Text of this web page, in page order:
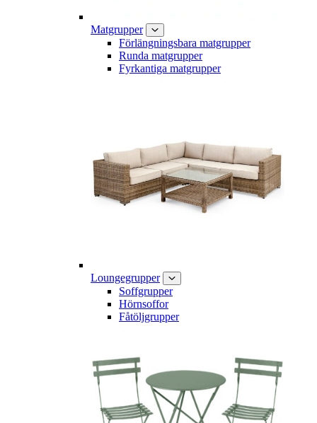
Matgrupper
Förlängningsbara matgrupper
Runda matgrupper
Fyrkantiga matgrupper
Loungegrupper
Soffgrupper
Hörnsoffor
Fåtöljgrupper